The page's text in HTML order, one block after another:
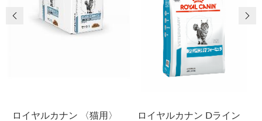
ロイヤルカナン 〈猫用〉
ロイヤルカナン Dライン
前の画像 次